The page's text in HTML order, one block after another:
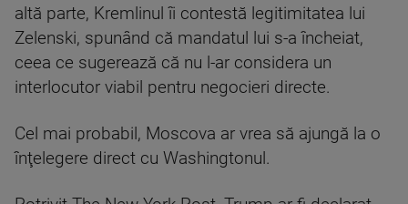
altă parte, Kremlinul îi contestă legitimitatea lui
Zelenski, spunând că mandatul lui s-a încheiat,
ceea ce sugerează că nu l-ar considera un
interlocutor viabil pentru negocieri directe.
Cel mai probabil, Moscova ar vrea să ajungă la o
înţelegere direct cu Washingtonul.